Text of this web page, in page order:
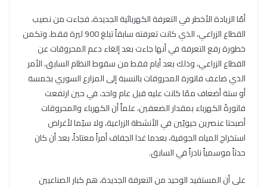
أمّا الزيادة الأخطر في التعرفة الكهربائية الجديدة، فجاءت من نصيب
القطاع الزراعي، الذي كانت تعرفته سابقاً تبلغ 900 ليرة فقط. وتكمن
خطورة رفع التعرفة في أنها جاءت بعد إلغاء دعم المحروقات عن
القطاع الزراعي، وذلك بعد أيام فقط من سقوط النظام السابق، الأمر
الذي ضاعف فاتورة المحروقات بالنسبة إلى المزارع السوري بخمسة
أو ستة أضعاف ممّا كانت عليه قبل عام واحد، في حين ارتفعت
فاتورةُ الكهرباء بمقدار الضعفين، علماً أن الكهرباء والمحروقات
أصبحتا عنصرين حيويّين في الأنشطة الزراعية، ولا سيّما لأغراض
استخراج المياه الجوفية، بعدما غدا الجفاف أمراً معتاداً، بعد أن كان
حدثاً موسمياً نادراً في السابق.
على أن المستفيد الوحيد من التعرفة الجديدة، هم كبار الصناعيين